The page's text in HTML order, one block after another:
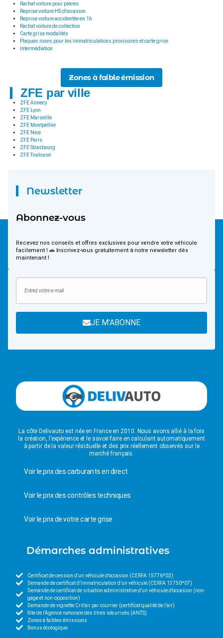
Rachat voiture pour pièces
Reprise voiture HS d’occasion
Reprise voiture accidentée en 1h
Rachat voiture de collection
Carte grise modalités
Plaques roses pour les immatriculations provisoires et carte grise
Intermédiation
Zones à faible émission
ZFE par ville
ZFE Annecy
ZFE Lyon
ZFE Marseille
ZFE Montpellier
ZFE Nice
ZFE Paris
ZFE Strasbourg
ZFE Toulouse
Newsletter
Abonnez-vous
Recevez nos conseils et offres exclusives pour vendre votre véhicule
facilement ! 🚗 Inscrivez-vous gratuitement à notre newsletter dès
maintenant !
JE M'ABONNE
La côte Delivauto est née en France en 2010. Nous avons allié à la fois
la création, l’expérience et le savoir-faire en calculant automatiquement
à partir de la valeur résiduelle et des prix réellement observés sur le
marché français.
Voir le prix des carburants en direct
Voir le prix des contrôles techniques
Voir le prix de votre carte grise
Démarches administratives
Certificat de cession d’un véhicule d’occasion (CERFA 15776*02)
Demande de certificat d’immatriculation d’un véhicule (CERFA 13750*07)
Demande de certificat de situation administrative d’un véhicule d’occasion (non-
gage et non-opposition)
Demande de vignette Crit’air par courrier (certificat qualité de l’air)
Site de l’Agence nationale des titres sécurisés (ANTS)
Zones à faibles émissions
Bonus écologique